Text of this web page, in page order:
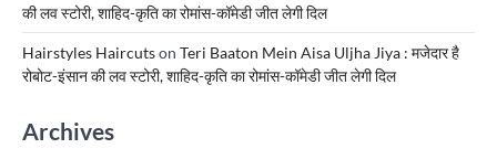
की लव स्टोरी, शाहिद-कृति का रोमांस-कॉमेडी जीत लेगी दिल
Hairstyles Haircutson Teri Baaton Mein Aisa Uljha Jiya : मजेदार है
रोबोट-इंसान की लव स्टोरी, शाहिद-कृति का रोमांस-कॉमेडी जीत लेगी दिल
Archives